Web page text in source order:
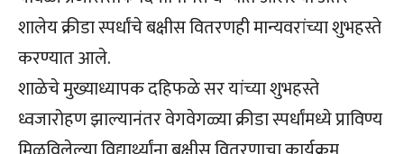
शालेय क्रीडा स्पर्धांचे बक्षीस वितरणही मान्यवरांच्या शुभहस्ते
करण्यात आले.
शाळेचे मुख्याध्यापक दहिफळे सर यांच्या शुभहस्ते
ध्वजारोहण झाल्यानंतर वेगवेगळ्या क्रीडा स्पर्धांमध्ये प्राविण्य